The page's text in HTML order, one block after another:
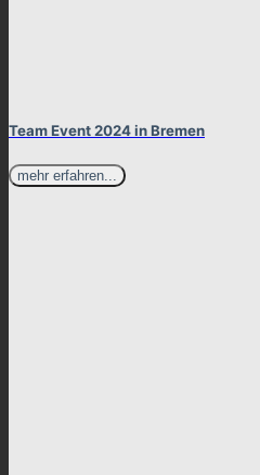
Team Event 2024 in Bremen
mehr erfahren...